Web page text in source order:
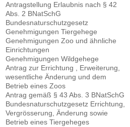
Antragstellung Erlaubnis nach § 42
Abs. 2 BNatSchG
Bundesnaturschutzgesetz
Genehmigungen Tiergehege
Genehmigungen Zoo und ähnliche
Einrichtungen
Genehmigungen Wildgehege
Antrag zur Errichtung , Erweiterung,
wesentliche Änderung und dem
Betrieb eines Zoos
Antrag gemäß § 43 Abs. 3 BNatSchG
Bundesnaturschutzgesetz Errichtung,
Vergrösserung, Änderung sowie
Betrieb eines Tiergeheges